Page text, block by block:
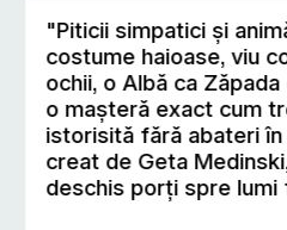
"Piticii simpatici şi
costume haioase, viu
ochii, o Albă ca
o maşteră exact cum
istorisită fără abateri
creat de Geta
deschis porţi spre lumi